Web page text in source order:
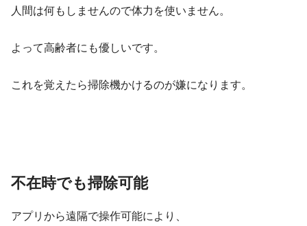
人間は何もしませんので体力を使いません。
よって高齢者にも優しいです。
これを覚えたら掃除機かけるのが嫌になります。
不在時でも掃除可能
アプリから遠隔で操作可能により、